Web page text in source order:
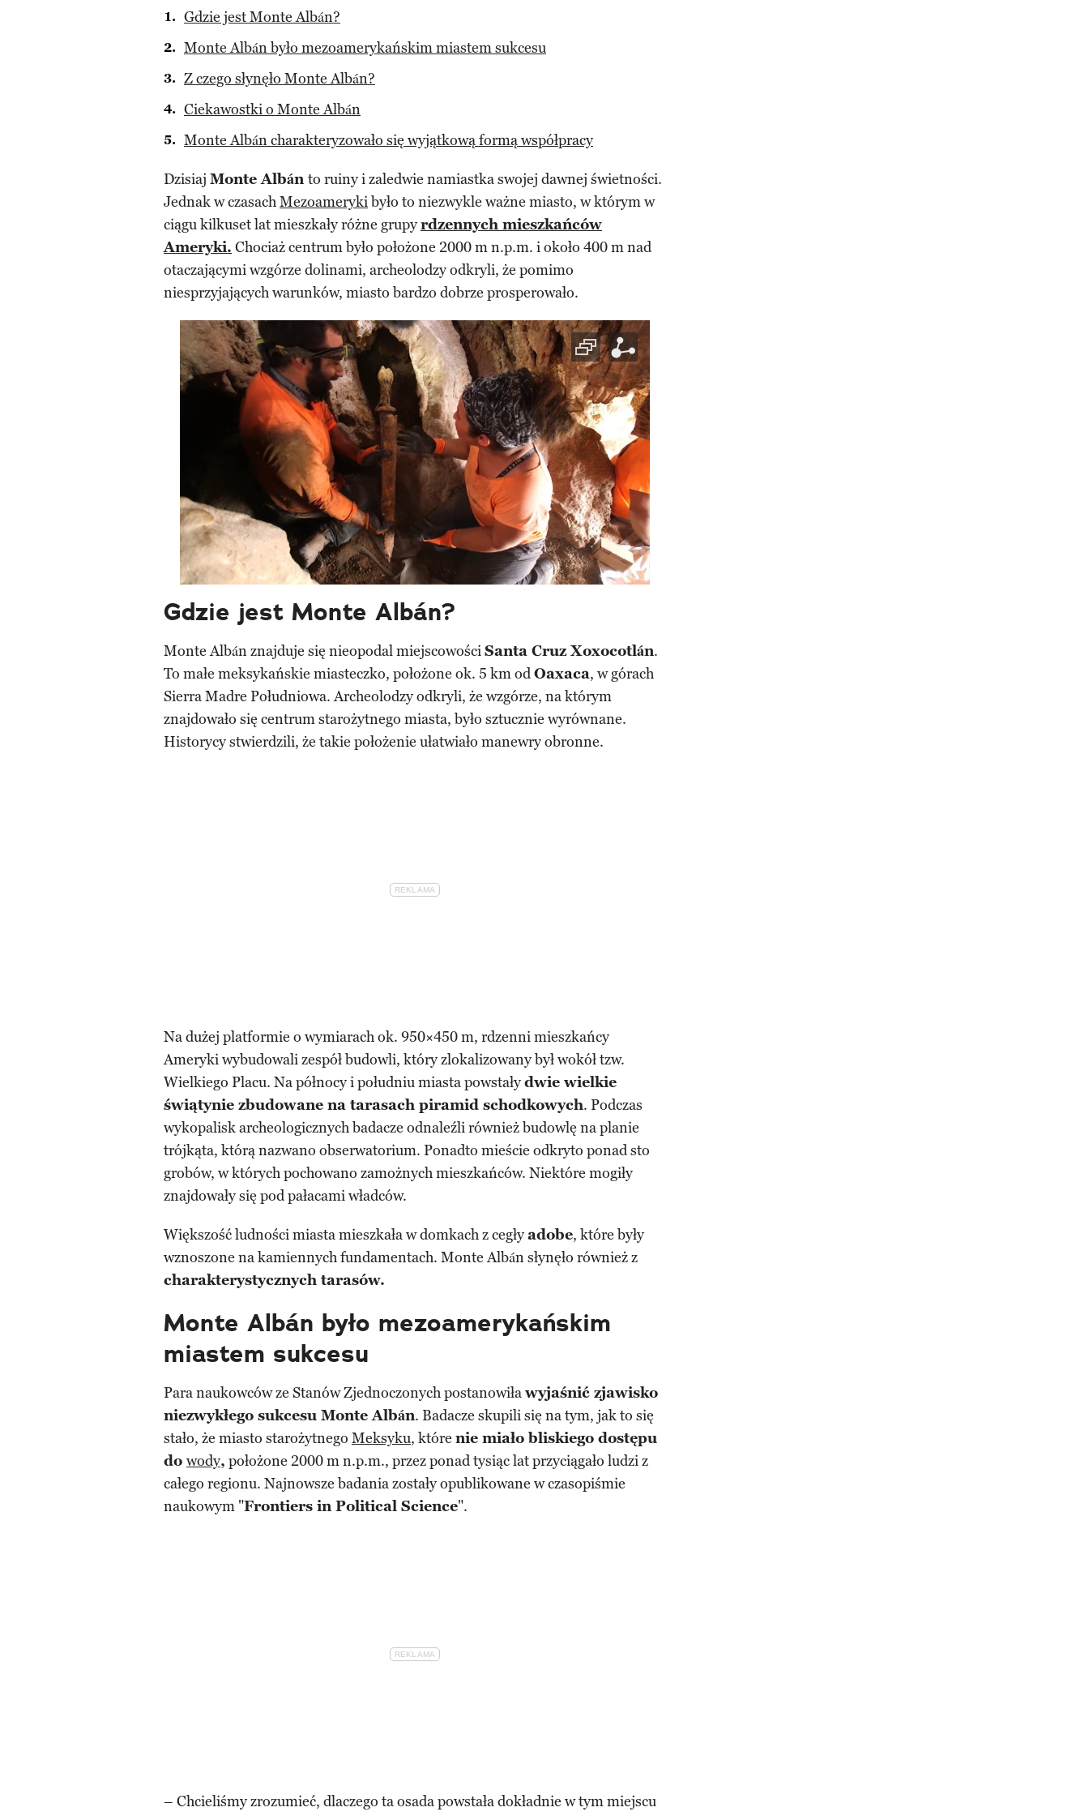
Gdzie jest Monte Albán?
Monte Albán było mezoamerykańskim miastem sukcesu
Z czego słynęło Monte Albán?
Ciekawostki o Monte Albán
Monte Albán charakteryzowało się wyjątkową formą współpracy
Dzisiaj Monte Albán to ruiny i zaledwie namiastka swojej dawnej świetności.
Jednak w czasachMezoamerykibyło to niezwykle ważne miasto, w którym w
ciągu kilkuset lat mieszkały różne grupyrdzennych mieszkańców
Ameryki. Chociaż centrum było położone 2000 m n.p.m. i około 400 m nad
otaczającymi wzgórze dolinami, archeolodzy odkryli, że pomimo
niesprzyjających warunków, miasto bardzo dobrze prosperowało.
Gdzie jest Monte Albán?
Monte Albán znajduje się nieopodal miejscowościSanta Cruz Xoxocotlán.
To małe meksykańskie miasteczko, położone ok. 5 km odOaxaca, w górach
Sierra Madre Południowa. Archeolodzy odkryli, że wzgórze, na którym
znajdowało się centrum starożytnego miasta, było sztucznie wyrównane.
Historycy stwierdzili, że takie położenie ułatwiało manewry obronne.
Na dużej platformie o wymiarach ok. 950×450 m, rdzenni mieszkańcy
Ameryki wybudowali zespół budowli, który zlokalizowany był wokół tzw.
Wielkiego Placu. Na północy i południu miasta powstałydwie wielkie
świątynie zbudowane na tarasach piramid schodkowych. Podczas
wykopalisk archeologicznych badacze odnaleźli również budowlę na planie
trójkąta, którą nazwano obserwatorium. Ponadto mieście odkryto ponad sto
grobów, w których pochowano zamożnych mieszkańców. Niektóre mogiły
znajdowały się pod pałacami władców.
Większość ludności miasta mieszkała w domkach z cegłyadobe, które były
wznoszone na kamiennych fundamentach. Monte Albán słynęło również z
charakterystycznych tarasów.
Monte Albán było mezoamerykańskim
miastem sukcesu
Para naukowców ze Stanów Zjednoczonych postanowiławyjaśnić zjawisko
niezwykłego sukcesu Monte Albán. Badacze skupili się na tym, jak to się
stało, że miasto starożytnego Meksyku, które nie miało bliskiego dostępu
do wody, położone 2000 m n.p.m., przez ponad tysiąc lat przyciągało ludzi z
całego regionu. Najnowsze badania zostały opublikowane w czasopiśmie
naukowym "Frontiers in Political Science".
– Chcieliśmy zrozumieć, dlaczego ta osada powstała dokładnie w tym miejscu